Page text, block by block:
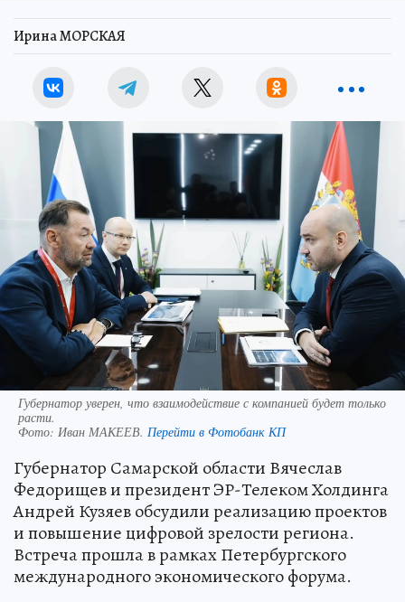
Ирина МОРСКАЯ
Губернатор уверен, что взаимодействие с компанией будет только
расти.
Фото: Иван МАКЕЕВ. Перейти в Фотобанк КП
Губернатор Самарской области Вячеслав
Федорищев и президент ЭР-Телеком Холдинга
Андрей Кузяев обсудили реализацию проектов
и повышение цифровой зрелости региона.
Встреча прошла в рамках Петербургского
международного экономического форума.